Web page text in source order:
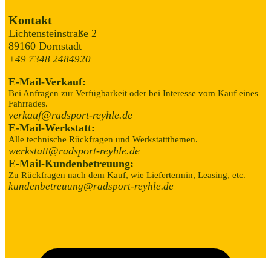
Kontakt
Lichtensteinstraße 2
89160 Dornstadt
+49 7348 2484920
E-Mail-Verkauf:
Bei Anfragen zur Verfügbarkeit oder bei Interesse vom Kauf eines
Fahrrades.
verkauf@radsport-reyhle.de
E-Mail-Werkstatt:
Alle technische Rückfragen und Werkstattthemen.
werkstatt@radsport-reyhle.de
E-Mail-Kundenbetreuung:
Zu Rückfragen nach dem Kauf, wie Liefertermin, Leasing, etc.
kundenbetreuung@radsport-reyhle.de